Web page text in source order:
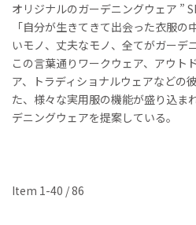
オリジナルのガーデニングウェア ”
「自分が生きてきて出会った衣服
いモノ、丈夫なモノ、全てがガーデ
この言葉通りワークウェア、アウト
ア、トラディショナルウェアなどの
た、様々な実用服の機能が盛り込ま
デニングウェアを提案している。
Item 1-40 / 86